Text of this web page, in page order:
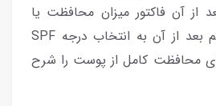
از آن فاکتور میزان محافظت یا
SPF را بررسی می‌کنیم بعد از آن به انتخاب درجه SPF
محافظت کامل از پوست را شرح